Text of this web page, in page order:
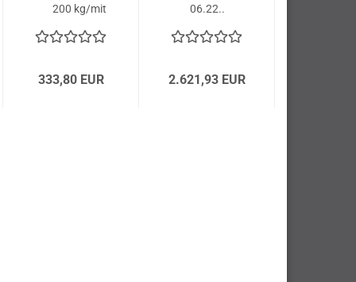
200 kg/mit
Gummi-
333,80 EUR
06.22..
2.621,93 EUR